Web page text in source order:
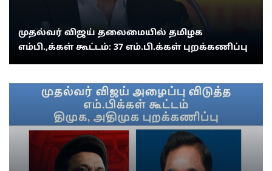
முதல்வர் விஜய் தலைமையில் தமிழக
எம்பி.,க்கள் கூட்டம்: 37 எம்.பி.க்கள் புறக்கணிப்பு